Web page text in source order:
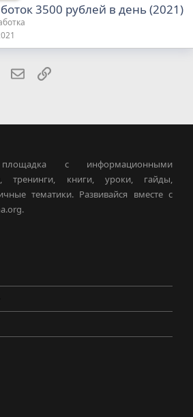
3500 рублей в день (2021)
LinkedInЭлектронная почта
Ссылка
площадка с информационными
тренинги, книги, уроки, гайды,
тематики. Развивайся вместе с